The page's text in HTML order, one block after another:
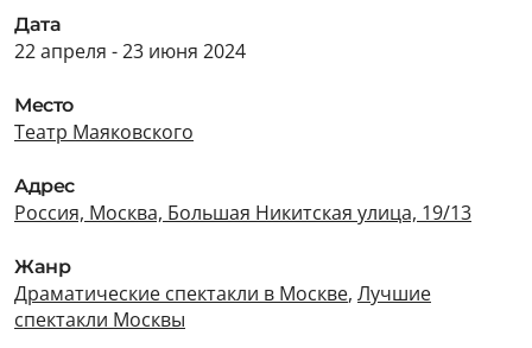
Дата
22 апреля - 23 июня 2024
Место
Театр Маяковского
Адрес
Россия, Москва, Большая Никитская улица, 19/13
Жанр
Драматические спектакли в Москве, Лучшие
спектакли Москвы